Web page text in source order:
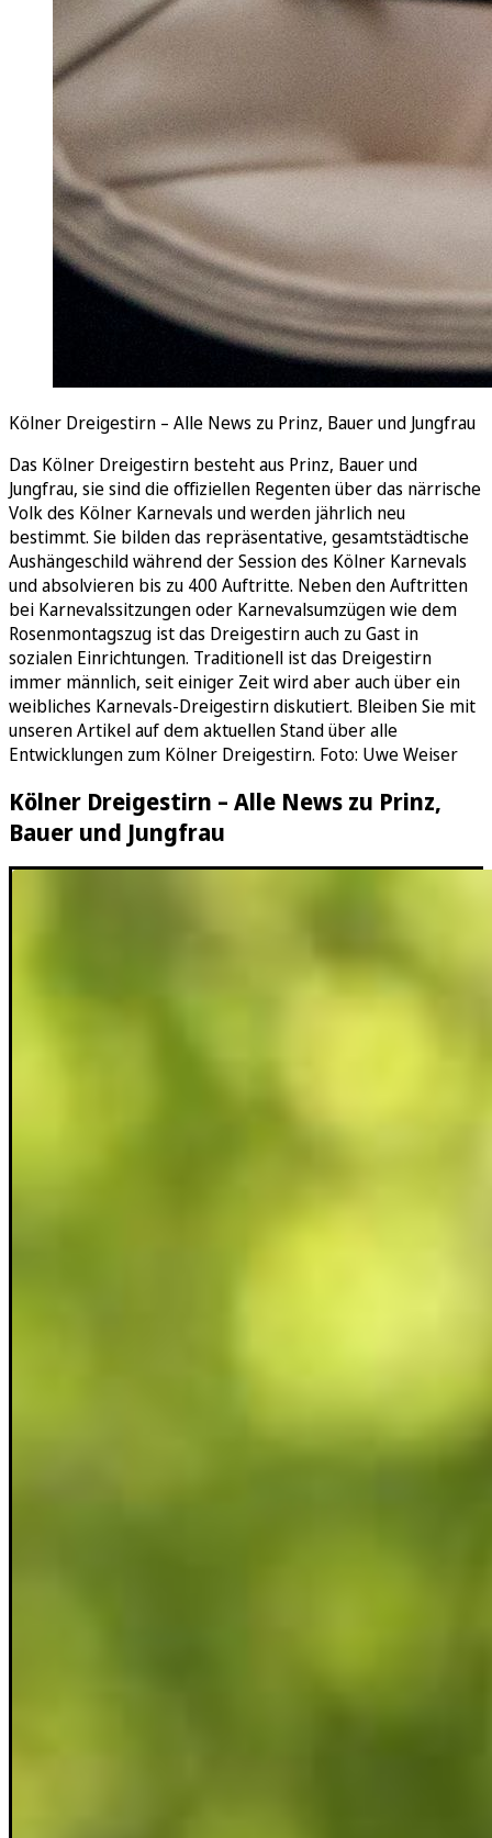
Kölner Dreigestirn – Alle News zu Prinz, Bauer und Jungfrau
Das Kölner Dreigestirn besteht aus Prinz, Bauer und
Jungfrau, sie sind die offiziellen Regenten über das närrische
Volk des Kölner Karnevals und werden jährlich neu
bestimmt. Sie bilden das repräsentative, gesamtstädtische
Aushängeschild während der Session des Kölner Karnevals
und absolvieren bis zu 400 Auftritte. Neben den Auftritten
bei Karnevalssitzungen oder Karnevalsumzügen wie dem
Rosenmontagszug ist das Dreigestirn auch zu Gast in
sozialen Einrichtungen. Traditionell ist das Dreigestirn
immer männlich, seit einiger Zeit wird aber auch über ein
weibliches Karnevals-Dreigestirn diskutiert. Bleiben Sie mit
unseren Artikel auf dem aktuellen Stand über alle
Entwicklungen zum Kölner Dreigestirn. Foto: Uwe Weiser
Kölner Dreigestirn – Alle News zu Prinz,
Bauer und Jungfrau